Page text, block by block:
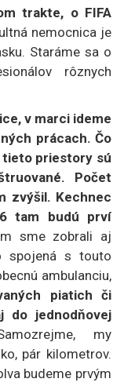
trakte, o FIFA
nemocnica je
Staráme sa o
rôznych
v marci ideme
prácach. Čo
tieto priestory sú
Počet
zvýšil. Kechnec
tam budú prví
sme zobrali aj
spojená s touto
ambulanciu,
piatich či
do jednodňovej
my
pár kilometrov.
budeme prvým